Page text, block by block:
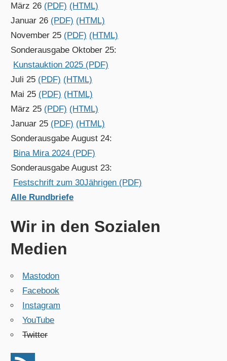
März 26 (PDF) (HTML)
Januar 26 (PDF) (HTML)
November 25 (PDF) (HTML)
Sonderausgabe Oktober 25:
Kunstauktion 2025 (PDF)
Juli 25 (PDF) (HTML)
Mai 25 (PDF) (HTML)
März 25 (PDF) (HTML)
Januar 25 (PDF) (HTML)
Sonderausgabe August 24:
Bina Mira 2024 (PDF)
Sonderausgabe August 23:
Festschrift zum 30Jährigen (PDF)
Alle Rundbriefe
Wir in den Sozialen
Medien
Mastodon
Facebook
Instagram
YouTube
Twitter